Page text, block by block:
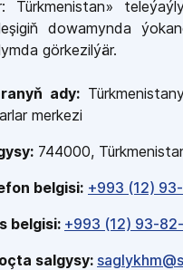
Türkmenistan»
dowamynda
görkezilýär.
ady:
merkezi
744000,
belgisi: +993 (12)
belgisi: +993 (12) 93-
salgysy: